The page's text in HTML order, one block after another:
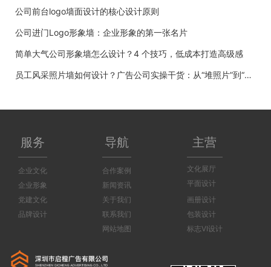
公司前台logo墙面设计的核心设计原则
公司进门Logo形象墙：企业形象的第一张名片
简单大气公司形象墙怎么设计？4 个技巧，低成本打造高级感
员工风采照片墙如何设计？广告公司实操干货：从“堆照片”到“有温度”
服务
企业文化
企业形象
党建文化
品牌设计
导航
合作案例
新闻资讯
关于我们
联系我们
网站地图
主营
文化展厅
平面设计
画册设计
包装设计
标志VI设计